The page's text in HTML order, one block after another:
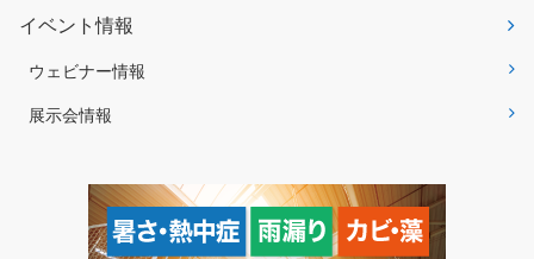
イベント情報
ウェビナー情報
展示会情報